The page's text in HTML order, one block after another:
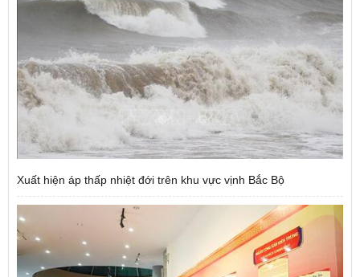
Xuất hiện áp thấp nhiệt đới trên khu vực vịnh Bắc Bộ